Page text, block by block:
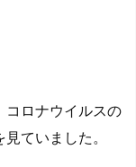
コロナウイルスの
ていました。